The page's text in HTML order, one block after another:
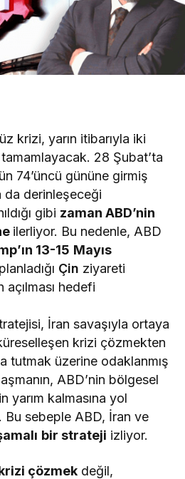
krizi, yarın itibarıyla iki
28 Şubat’ta
74’üncü gününe girmiş
da derinleşeceği
gibi zaman ABD’nin
ilerliyor. Bu nedenle, ABD
13-15 Mayıs
Çin ziyareti
açılması hedefi
İran savaşıyla ortaya
krizi çözmekten
tutmak üzerine odaklanmış
ABD’nin bölgesel
yarım kalmasına yol
Bu sebeple ABD, İran ve
bir strateji izliyor.
çözmek değil,